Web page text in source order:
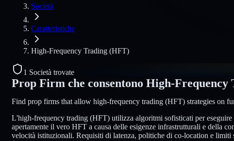
Società
Caratteristiche
High-Frequency Trading (HFT)
1 Società trovate
Prop Firm che consentono High-Frequency
Find prop firms that allow high-frequency trading (HFT) strategies on
L'high-frequency trading (HFT) utilizza algoritmi sofisticati per
apertamente il vero HFT a causa delle esigenze infrastrutturali e della
velocità istituzionali. Requisiti di latenza, politiche di co-location e